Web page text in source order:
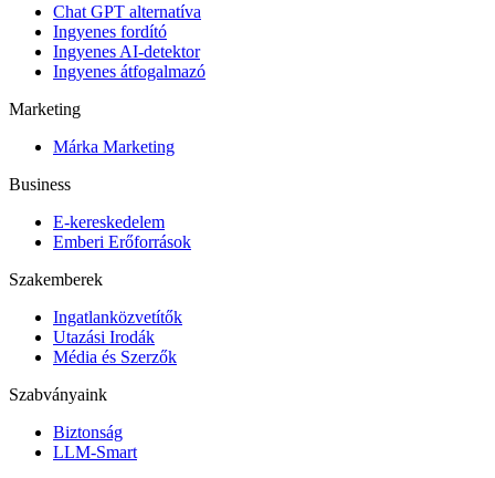
Chat GPT alternatíva
Ingyenes fordító
Ingyenes AI-detektor
Ingyenes átfogalmazó
Marketing
Márka Marketing
Business
E-kereskedelem
Emberi Erőforrások
Szakemberek
Ingatlanközvetítők
Utazási Irodák
Média és Szerzők
Szabványaink
Biztonság
LLM-Smart